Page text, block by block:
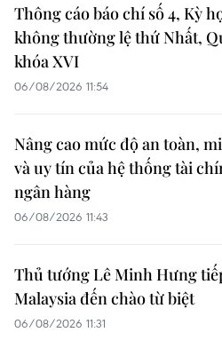
Thông cáo báo chí số 4, Kỳ
không thường lệ thứ Nhất,
khóa XVI
06/08/2026 11:54
Nâng cao mức độ an toàn,
và uy tín của hệ thống tài
ngân hàng
06/08/2026 11:43
Thủ tướng Lê Minh Hưng
Malaysia đến chào từ biệt
06/08/2026 11:31